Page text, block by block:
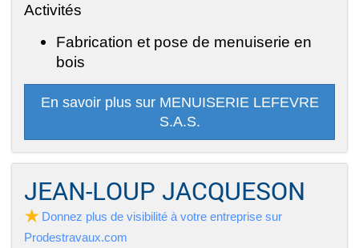
Activités
Fabrication et pose de menuiserie en
bois
En savoir plus sur MENUISERIE LEFEVRE
S.A.S.
JEAN-LOUP JACQUESON
Donnez plus de visibilité à votre entreprise sur
Prodestravaux.com